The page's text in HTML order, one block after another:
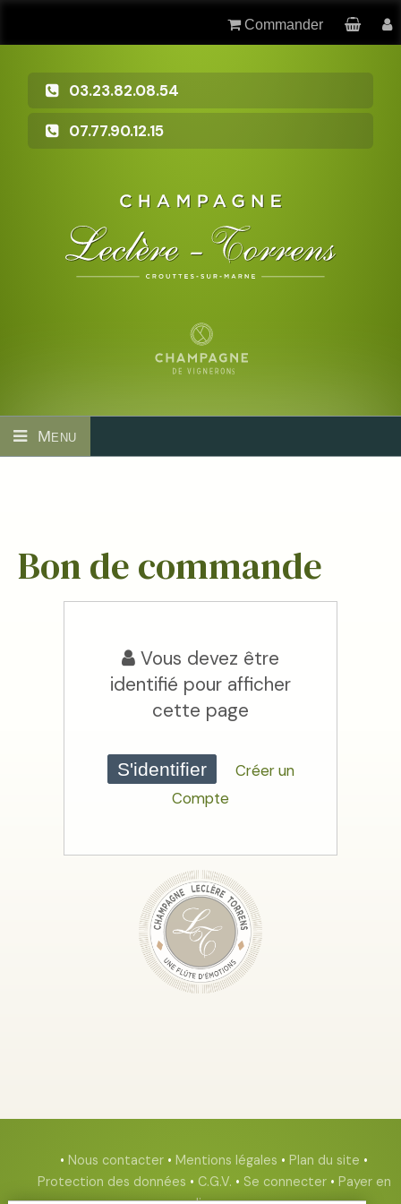
Commander
03.23.82.08.54
07.77.90.12.15
Menu
Bon de commande
Vous devez être
identifié pour afficher
cette page
S'identifier
Créer un
Compte
• Nous contacter • Mentions légales • Plan du site •
Protection des données • C.G.V. • Se connecter • Payer en